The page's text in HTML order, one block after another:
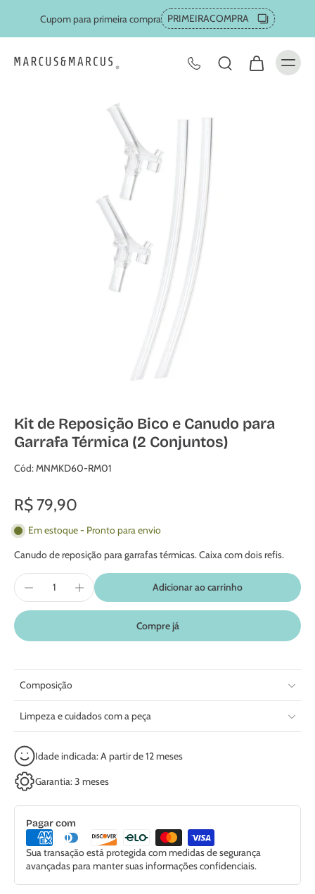
Cupom para primeira compra PRIMEIRACOMPRA
Kit de Reposição Bico e Canudo para
Garrafa Térmica (2 Conjuntos)
Cód: MNMKD60-RM01
R$ 79,90
Em estoque - Pronto para envio
Canudo de reposição para garrafas térmicas. Caixa com dois refis.
Adicionar ao carrinho
Compre já
Composição
Limpeza e cuidados com a peça
Idade indicada: A partir de 12 meses
Garantia: 3 meses
Pagar com
Sua transação está protegida com medidas de segurança
avançadas para manter suas informações confidenciais.